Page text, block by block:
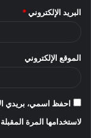
البريد الإلكتروني *
الموقع الإلكتروني
احفظ اسمي، بريدي
لاستخدامها المرة